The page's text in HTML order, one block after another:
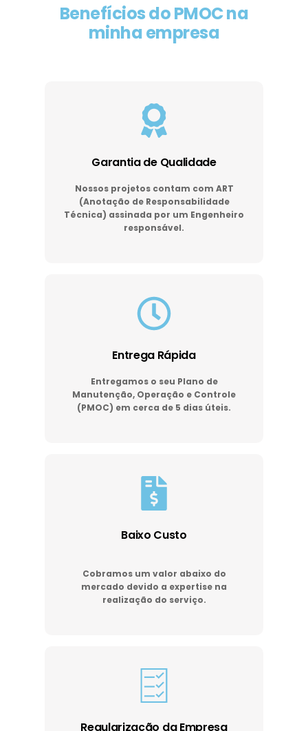
Benefícios do PMOC na
minha empresa
Garantia de Qualidade
Nossos projetos contam com ART
(Anotação de Responsabilidade
Técnica) assinada por um Engenheiro
responsável.
Entrega Rápida
Entregamos o seu Plano de
Manutenção, Operação e Controle
(PMOC) em cerca de 5 dias úteis.
Baixo Custo
Cobramos um valor abaixo do
mercado devido a expertise na
realização do serviço.
Regularização da Empresa